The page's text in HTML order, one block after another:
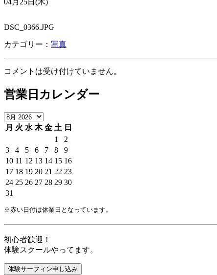
DSC_0366.JPG
カテゴリー： 写真
コメントは受け付けていません。
営業日カレンダー
月 火 水 木 金 土 日
1
2
3
4 5 6 7 8
9
10 11 12 13 14 15 16
17 18 19 20 21 22 23
24 25 26 27 28 29 30
31
※赤い日付は休業日となっています。
初心者歓迎！
体験スクールやってます。